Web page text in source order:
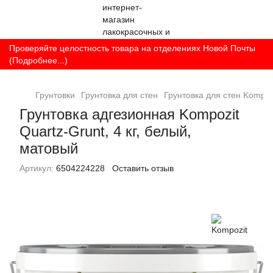
Проверяйте целостность товара на отделениях Новой Почты
(Подробнее...)
Грунтовки Грунтовка для стен Грунтовка для стен
Грунтовка адгезионная Kompozit
Quartz-Grunt, 4 кг, белый,
матовый
Артикул: 6504224228 Оставить отзыв